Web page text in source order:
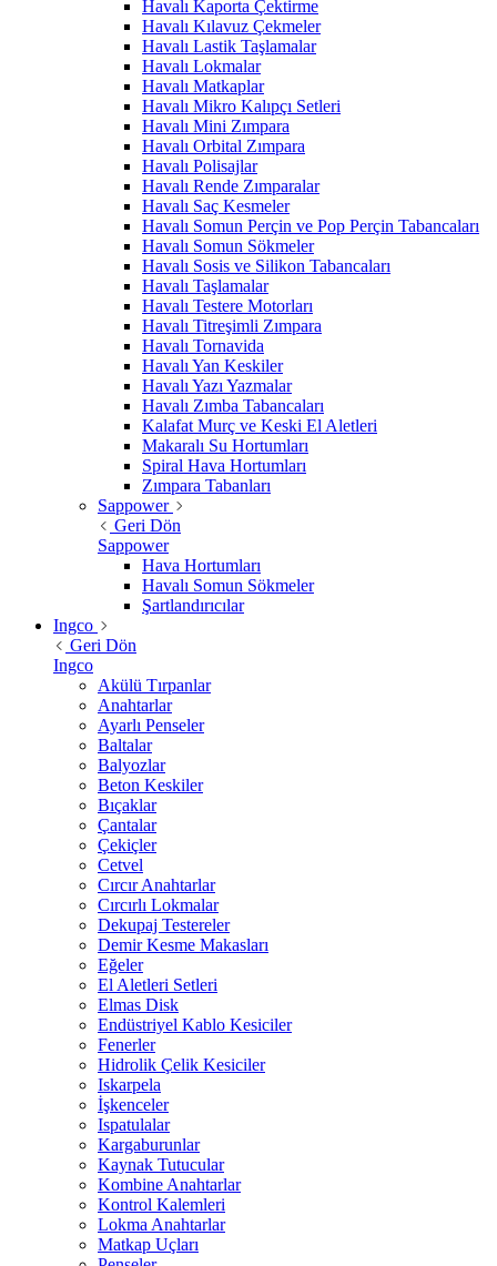
Havalı Kaporta Çektirme
Havalı Kılavuz Çekmeler
Havalı Lastik Taşlamalar
Havalı Lokmalar
Havalı Matkaplar
Havalı Mikro Kalıpçı Setleri
Havalı Mini Zımpara
Havalı Orbital Zımpara
Havalı Polisajlar
Havalı Rende Zımparalar
Havalı Saç Kesmeler
Havalı Somun Perçin ve Pop Perçin Tabancaları
Havalı Somun Sökmeler
Havalı Sosis ve Silikon Tabancaları
Havalı Taşlamalar
Havalı Testere Motorları
Havalı Titreşimli Zımpara
Havalı Tornavida
Havalı Yan Keskiler
Havalı Yazı Yazmalar
Havalı Zımba Tabancaları
Kalafat Murç ve Keski El Aletleri
Makaralı Su Hortumları
Spiral Hava Hortumları
Zımpara Tabanları
Sappower
Geri Dön
Sappower
Hava Hortumları
Havalı Somun Sökmeler
Şartlandırıcılar
Ingco
Geri Dön
Ingco
Akülü Tırpanlar
Anahtarlar
Ayarlı Penseler
Baltalar
Balyozlar
Beton Keskiler
Bıçaklar
Çantalar
Çekiçler
Cetvel
Cırcır Anahtarlar
Cırcırlı Lokmalar
Dekupaj Testereler
Demir Kesme Makasları
Eğeler
El Aletleri Setleri
Elmas Disk
Endüstriyel Kablo Kesiciler
Fenerler
Hidrolik Çelik Kesiciler
Iskarpela
İşkenceler
Ispatulalar
Kargaburunlar
Kaynak Tutucular
Kombine Anahtarlar
Kontrol Kalemleri
Lokma Anahtarlar
Matkap Uçları